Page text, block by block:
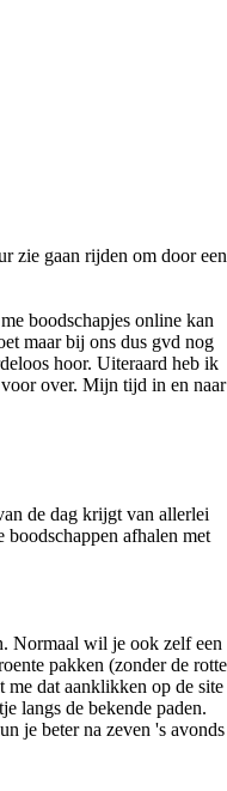
zie gaan rijden om door een
boodschapjes online kan
maar bij ons dus gvd nog
hoor. Uiteraard heb ik
over. Mijn tijd in en naar
de dag krijgt van allerlei
afhalen met
Normaal wil je ook zelf een
pakken (zonder de rotte
dat aanklikken op de site
langs de bekende paden.
je beter na zeven 's avonds